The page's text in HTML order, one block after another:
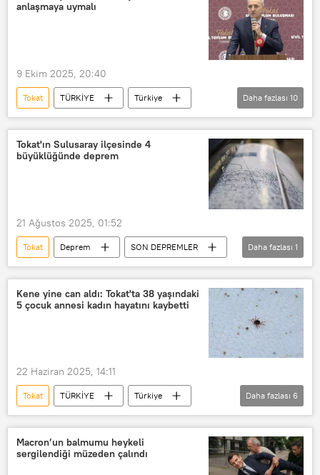
toplu gıda zehirlenmesi
anlaşmaya uymalı
9 Ekim 2025, 20:40
Tokat TÜRKİYE
Türkiye
Numan Kurtulmuş
İsrail
Gazze
TBMM
Terör
Terör saldırısı
Terör örgütü
Daha fazlası 10
Tokat'ın Sulusaray ilçesinde 4
büyüklüğünde deprem
21 Ağustos 2025, 01:52
Tokat Deprem
SON DEPREMLER
Son dakika
Daha fazlası 1
Kene yine can aldı: Tokat'ta 38 yaşındaki
5 çocuk annesi kadın hayatını kaybetti
22 Haziran 2025, 14:11
Tokat TÜRKİYE
Türkiye
Haberler
Kene
Kırım Kongo Kanamalı Ateşi (KKKA)
Hastalık
bulaşıcı hastalık
Daha fazlası 6
Macron’un balmumu heykeli
sergilendiği müzeden çalındı